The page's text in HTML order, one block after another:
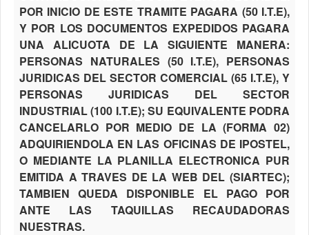
POR INICIO DE ESTE TRAMITE PAGARA (50 I.T.E),
Y POR LOS DOCUMENTOS EXPEDIDOS PAGARA
UNA ALICUOTA DE LA SIGUIENTE MANERA:
PERSONAS NATURALES (50 I.T.E), PERSONAS
JURIDICAS DEL SECTOR COMERCIAL (65 I.T.E), Y
PERSONAS JURIDICAS DEL SECTOR
INDUSTRIAL (100 I.T.E); SU EQUIVALENTE PODRA
CANCELARLO POR MEDIO DE LA (FORMA 02)
ADQUIRIENDOLA EN LAS OFICINAS DE IPOSTEL,
O MEDIANTE LA PLANILLA ELECTRONICA PUR
EMITIDA A TRAVES DE LA WEB DEL (SIARTEC);
TAMBIEN QUEDA DISPONIBLE EL PAGO POR
ANTE LAS TAQUILLAS RECAUDADORAS
NUESTRAS.